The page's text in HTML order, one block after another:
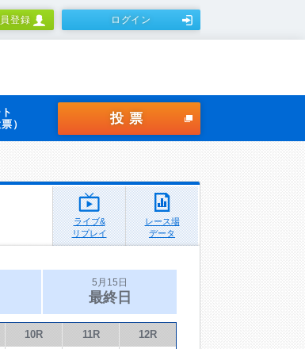
登録 ログイン
）
投票
ライブ&
リプレイ
レース場
データ
5月15日
最終日
10R 11R 12R